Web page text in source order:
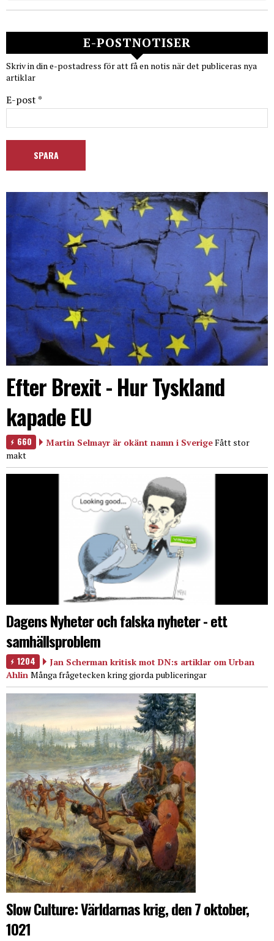
E-POSTNOTISER
Skriv in din e-postadress för att få en notis när det publiceras nya
artiklar
E-post *
Efter Brexit - Hur Tyskland
kapade EU
660 Martin Selmayr är okänt namn i SverigeFått stor
makt
Dagens Nyheter och falska nyheter - ett
samhällsproblem
1204
Jan Scherman kritisk mot DN:s artiklar om Urban
Ahlin Många frågetecken kring gjorda publiceringar
Slow Culture: Världarnas krig, den 7 oktober,
1021